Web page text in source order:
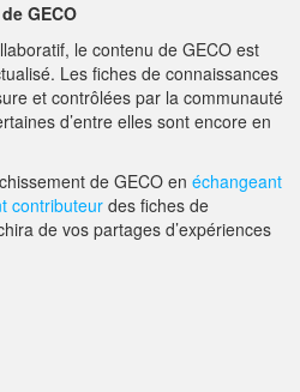
AIDE
NOUS CONTACTER
GECO
le contenu de GECO est
Les fiches de connaissances
et contrôlées par la communauté
d’entre elles sont encore en
de GECO en échangeant
contributeur des fiches de
de vos partages d’expériences